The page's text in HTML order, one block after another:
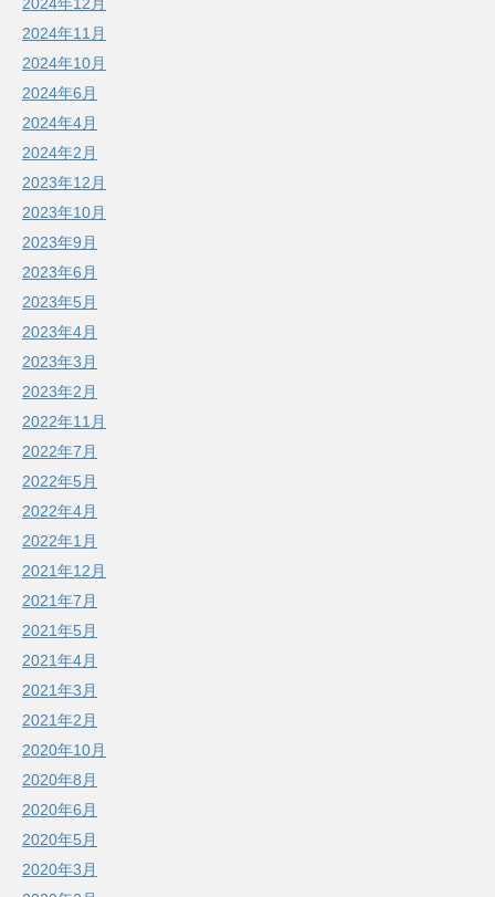
2024年12月
2024年11月
2024年10月
2024年6月
2024年4月
2024年2月
2023年12月
2023年10月
2023年9月
2023年6月
2023年5月
2023年4月
2023年3月
2023年2月
2022年11月
2022年7月
2022年5月
2022年4月
2022年1月
2021年12月
2021年7月
2021年5月
2021年4月
2021年3月
2021年2月
2020年10月
2020年8月
2020年6月
2020年5月
2020年3月